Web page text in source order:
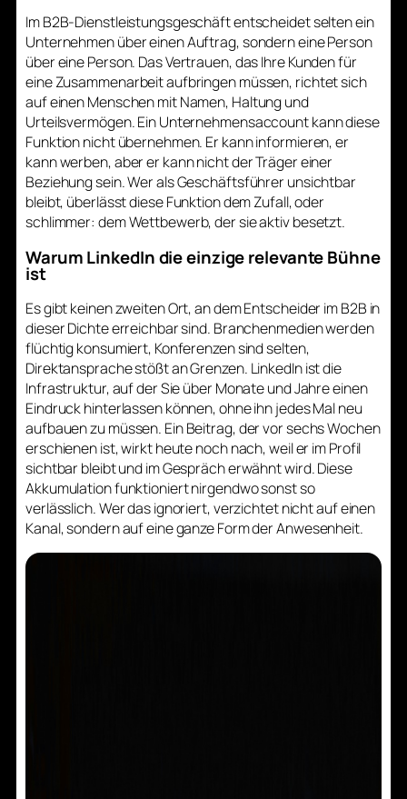
Im B2B-Dienstleistungsgeschäft entscheidet selten ein
Unternehmen über einen Auftrag, sondern eine Person
über eine Person. Das Vertrauen, das Ihre Kunden für
eine Zusammenarbeit aufbringen müssen, richtet sich
auf einen Menschen mit Namen, Haltung und
Urteilsvermögen. Ein Unternehmensaccount kann diese
Funktion nicht übernehmen. Er kann informieren, er
kann werben, aber er kann nicht der Träger einer
Beziehung sein. Wer als Geschäftsführer unsichtbar
bleibt, überlässt diese Funktion dem Zufall, oder
schlimmer: dem Wettbewerb, der sie aktiv besetzt.
Warum LinkedIn die einzige relevante Bühne
ist
Es gibt keinen zweiten Ort, an dem Entscheider im B2B in
dieser Dichte erreichbar sind. Branchenmedien werden
flüchtig konsumiert, Konferenzen sind selten,
Direktansprache stößt an Grenzen. LinkedIn ist die
Infrastruktur, auf der Sie über Monate und Jahre einen
Eindruck hinterlassen können, ohne ihn jedes Mal neu
aufbauen zu müssen. Ein Beitrag, der vor sechs Wochen
erschienen ist, wirkt heute noch nach, weil er im Profil
sichtbar bleibt und im Gespräch erwähnt wird. Diese
Akkumulation funktioniert nirgendwo sonst so
verlässlich. Wer das ignoriert, verzichtet nicht auf einen
Kanal, sondern auf eine ganze Form der Anwesenheit.